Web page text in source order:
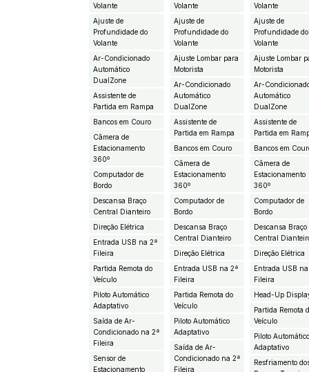
Volante
Ajuste de
Profundidade do
Volante
Ar-Condicionado
Automático
DualZone
Assistente de
Partida em Rampa
Bancos em Couro
Câmera de
Estacionamento
360º
Computador de
Bordo
Descansa Braço
Central Dianteiro
Direção Elétrica
Entrada USB na 2ª
Fileira
Partida Remota do
Veículo
Piloto Automático
Adaptativo
Saída de Ar-
Condicionado na 2ª
Fileira
Sensor de
Estacionamento
Volante
Ajuste de
Profundidade do
Volante
Ajuste Lombar para
Motorista
Ar-Condicionado
Automático
DualZone
Assistente de
Partida em Rampa
Bancos em Couro
Câmera de
Estacionamento
360º
Computador de
Bordo
Descansa Braço
Central Dianteiro
Direção Elétrica
Entrada USB na 2ª
Fileira
Partida Remota do
Veículo
Piloto Automático
Adaptativo
Saída de Ar-
Condicionado na 2ª
Fileira
Volante
Ajuste de
Profundidade do
Volante
Ajuste Lombar
Motorista
Ar-
Automático
DualZone
Assistente de
Partida em
Bancos em
Câmera de
Estacionamento
360º
Computador de
Bordo
Descansa Braço
Central
Direção Elétrica
Entrada USB
Fileira
Head-Up
Partida Remota
Veículo
Piloto
Adaptativo
Resfriamento